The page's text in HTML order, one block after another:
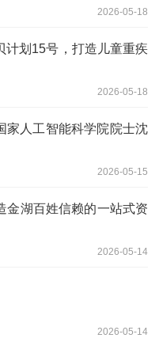
2026-05-18
计划15号，打造儿童重疾
2026-05-18
人工智能科学院院士沈
2026-05-15
金湖百姓信赖的一站式资
2026-05-14
2026-05-14